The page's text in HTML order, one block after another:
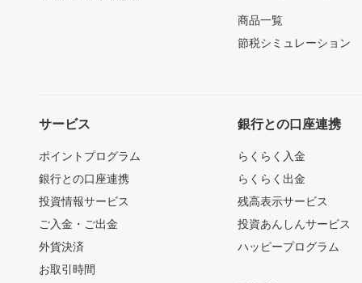
商品一覧
節税シミュレーション
サービス
ポイントプログラム
銀行との口座連携
投資情報サービス
ご入金・ご出金
外貨決済
お取引時間
銀行との口座連携
らくらく入金
らくらく出金
残高表示サービス
投資あんしんサービス
ハッピープログラム